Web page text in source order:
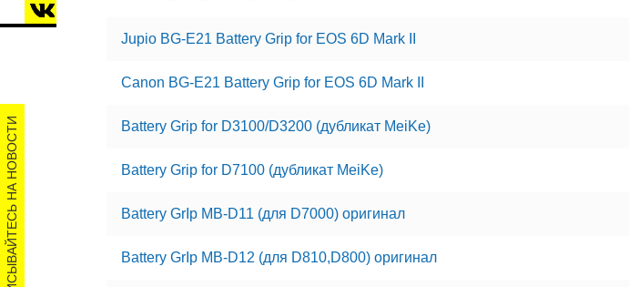
ПОДПИСЫВАЙТЕСЬ НА НОВОСТИ
Jupio BG-E21 Battery Grip for EOS 6D Mark II
Canon BG-E21 Battery Grip for EOS 6D Mark II
Battery Grip for D3100/D3200 (дубликат MeiKe)
Battery Grip for D7100 (дубликат MeiKe)
Battery GrIp MB-D11 (для D7000) оригинал
Battery GrIp MB-D12 (для D810,D800) оригинал